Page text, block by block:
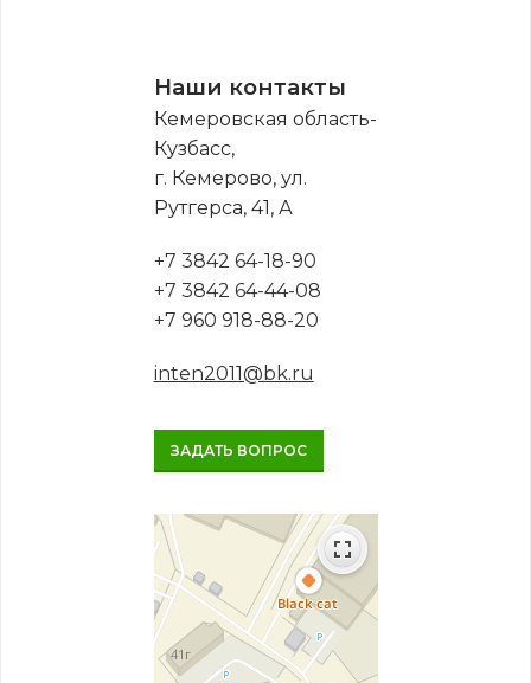
Наши контакты
Кемеровская область-
Кузбасс,
г. Кемерово, ул.
Рутгерса, 41, А
+7 3842 64-18-90
+7 3842 64-44-08
+7 960 918-88-20
inten2011@bk.ru
ЗАДАТЬ ВОПРОС